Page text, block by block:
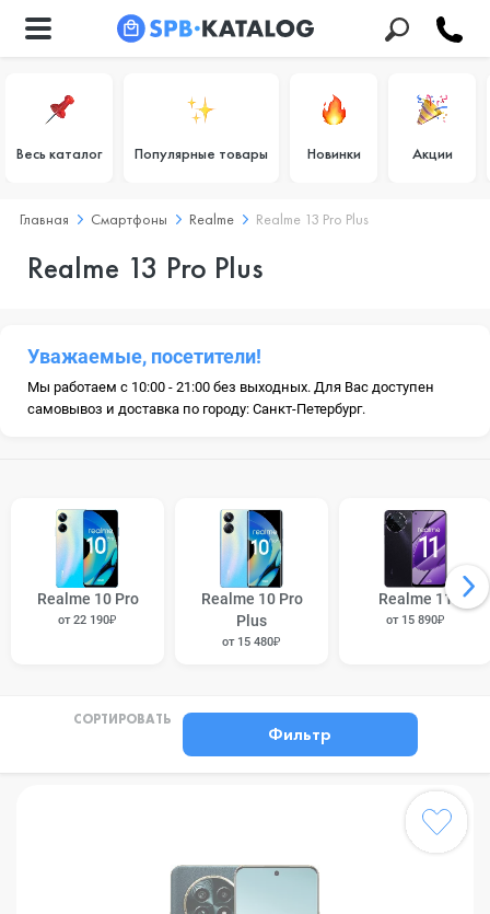
Весь каталог Популярные товары Новинки Акции
Главная Смартфоны Realme Realme 13 Pro Plus
Realme 13 Pro Plus
Уважаемые, посетители!
Мы работаем с 10:00 - 21:00 без выходных. Для Вас доступен
самовывоз и доставка по городу: Санкт-Петербург.
Realme 10 Pro
от 22 190₽
Realme 10 Pro
Plus
от 15 480₽
Realme 11
от 15 890₽
СОРТИРОВАТЬ
Фильтр